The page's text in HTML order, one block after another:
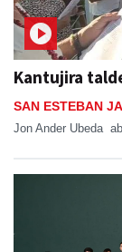
Kantujira
SAN ESTEBAN
Jon Ander Ubeda